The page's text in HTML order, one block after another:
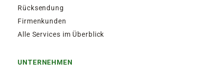
Rücksendung
Firmenkunden
Alle Services im Überblick
UNTERNEHMEN